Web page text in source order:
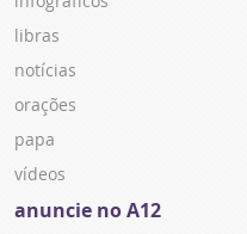
libras
notícias
orações
papa
vídeos
anuncie no A12